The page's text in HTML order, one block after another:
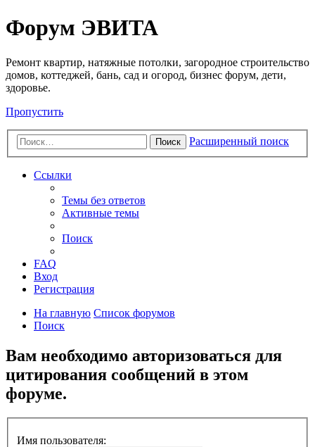
Регистрация
Форум ЭВИТА
Ремонт квартир, натяжные потолки, загородное строительство
домов, коттеджей, бань, сад и огород, бизнес форум, дети,
здоровье.
Пропустить
Поиск Расширенный поиск
Ссылки
Темы без ответов
Активные темы
Поиск
FAQ
Вход
Регистрация
На главную Список форумов
Поиск
Вам необходимо авторизоваться для
цитирования сообщений в этом
форуме.
Имя пользователя: